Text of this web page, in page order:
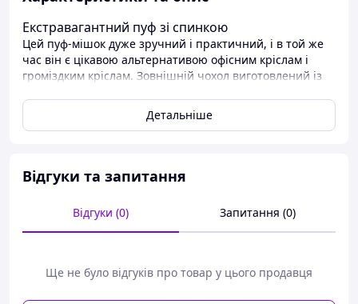
Екстравагантний пуф зі спинкою
Цей пуф-мішок дуже зручний і практичний, і в той же
час він є цікавою альтернативою офісним кріслам і
громіздким кріслам. Зовнішній чохол виготовлений із
міцні і прості в догляді. Екстравагантний, безтурботний
стиль, до якого відсилає дизайн меблів, додатково
кульок меблі легкі і їх перенесення не викликає
проблем. Гранули не викликають алергії і добре
функцій у вітальні, спальні або залі.
Додатковий матеріал:кульки з полістиролу EPS
Детальніше
Відгуки та запитання
Відгуки (0) Запитання (0)
Ще не було відгуків про товар у цього продавця